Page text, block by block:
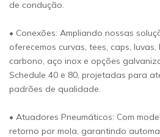
de condução.
• Conexões: Ampliando nossas
oferecemos curvas, tees, caps,
carbono, aço inox e opções
Schedule 40 e 80, projetadas para
padrões de qualidade.
• Atuadores Pneumáticos: Com
retorno por mola, garantindo